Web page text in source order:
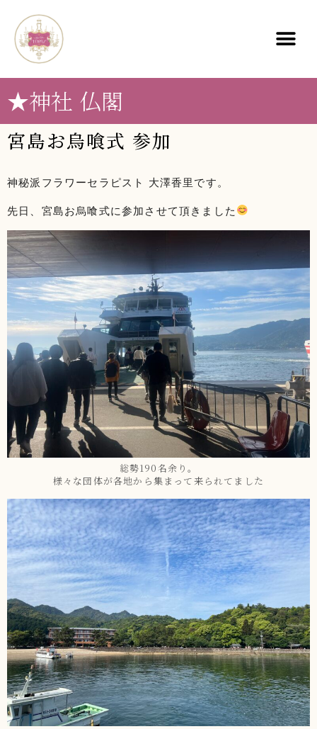
★神社 仏閣
宮島お烏喰式 参加
神秘派フラワーセラピスト 大澤香里です。
先日、宮島お烏喰式に参加させて頂きました
総勢190名余り。
様々な団体が各地から集まって来られてました